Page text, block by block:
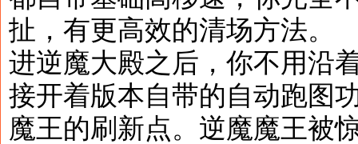
扯，有更高效的清场方法。
进逆魔大殿之后，你不用沿
接开着版本自带的自动跑图
魔王的刷新点。逆魔魔王被